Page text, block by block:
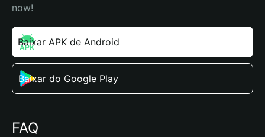
now!
Baixar APK de Android
Baixar do Google Play
FAQ